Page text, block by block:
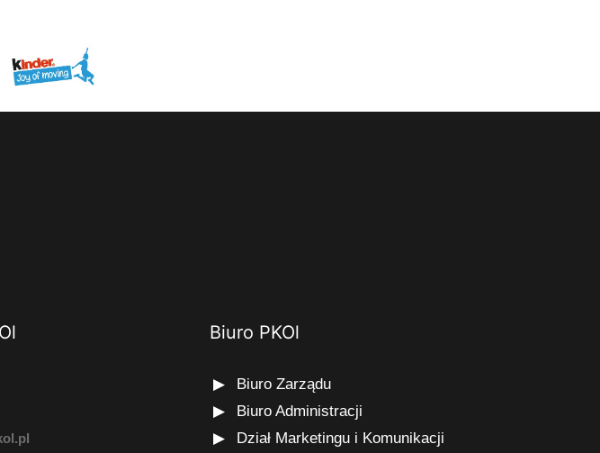
Biuro PKOl
Biuro Zarządu
Biuro Administracji
Dział Marketingu i Komunikacji